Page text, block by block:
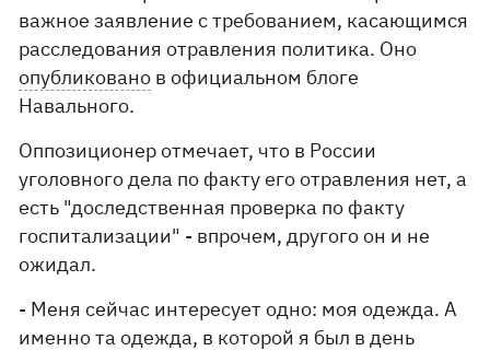
важное заявление с требованием, касающимся
расследования отравления политика. Оно
опубликовано в официальном блоге
Навального.
Оппозиционер отмечает, что в России
уголовного дела по факту его отравления нет, а
есть "доследственная проверка по факту
госпитализации" - впрочем, другого он и не
ожидал.
- Меня сейчас интересует одно: моя одежда. А
именно та одежда, в которой я был в день